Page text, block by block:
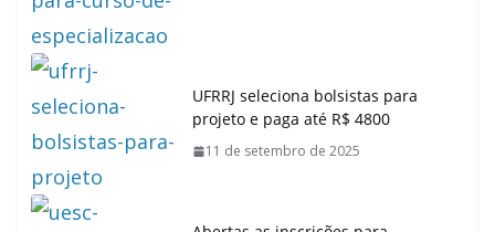
UFRRJ seleciona bolsistas para
projeto e paga até R$ 4800
11 de setembro de 2025